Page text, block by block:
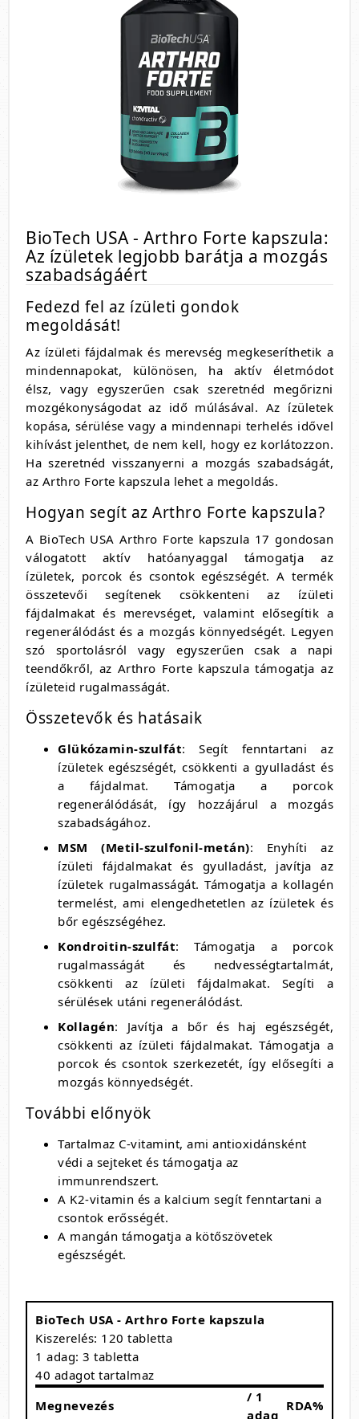
BioTech USA - Arthro Forte kapszula:
Az ízületek legjobb barátja a mozgás
szabadságáért
Fedezd fel az ízületi gondok
megoldását!
Az ízületi fájdalmak és merevség megkeseríthetik a
mindennapokat, különösen, ha aktív életmódot
élsz, vagy egyszerűen csak szeretnéd megőrizni
mozgékonyságodat az idő múlásával. Az ízületek
kopása, sérülése vagy a mindennapi terhelés idővel
kihívást jelenthet, de nem kell, hogy ez korlátozzon.
Ha szeretnéd visszanyerni a mozgás szabadságát,
az Arthro Forte kapszula lehet a megoldás.
Hogyan segít az Arthro Forte kapszula?
A BioTech USA Arthro Forte kapszula 17 gondosan
válogatott aktív hatóanyaggal támogatja az
ízületek, porcok és csontok egészségét. A termék
összetevői segítenek csökkenteni az ízületi
fájdalmakat és merevséget, valamint elősegítik a
regenerálódást és a mozgás könnyedségét. Legyen
szó sportolásról vagy egyszerűen csak a napi
teendőkről, az Arthro Forte kapszula támogatja az
ízületeid rugalmasságát.
Összetevők és hatásaik
Glükózamin-szulfát: Segít fenntartani az
ízületek egészségét, csökkenti a gyulladást és
a fájdalmat. Támogatja a porcok
regenerálódását, így hozzájárul a mozgás
szabadságához.
MSM (Metil-szulfonil-metán): Enyhíti az
ízületi fájdalmakat és gyulladást, javítja az
ízületek rugalmasságát. Támogatja a kollagén
termelést, ami elengedhetetlen az ízületek és
bőr egészségéhez.
Kondroitin-szulfát: Támogatja a porcok
rugalmasságát és nedvességtartalmát,
csökkenti az ízületi fájdalmakat. Segíti a
sérülések utáni regenerálódást.
Kollagén: Javítja a bőr és haj egészségét,
csökkenti az ízületi fájdalmakat. Támogatja a
porcok és csontok szerkezetét, így elősegíti a
mozgás könnyedségét.
További előnyök
Tartalmaz C-vitamint, ami antioxidánsként
védi a sejteket és támogatja az
immunrendszert.
A K2-vitamin és a kalcium segít fenntartani a
csontok erősségét.
A mangán támogatja a kötőszövetek
egészségét.
BioTech USA - Arthro Forte kapszula
Kiszerelés: 120 tabletta
1 adag: 3 tabletta
40 adagot tartalmaz
Megnevezés
/ 1
adag
RDA%